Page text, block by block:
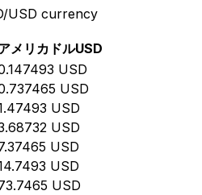
USD currency
メリカドルUSD
USD
USD
USD
USD
USD
USD
USD